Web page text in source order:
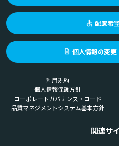
配慮希
個人情報の変更
利用規約
個人情報保護方針
コーポレートガバナンス・コード
品質マネジメントシステム基本方針
関連サ